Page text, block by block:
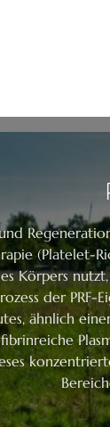
(Platelet-
Körpers
der
ähnlich